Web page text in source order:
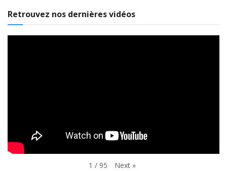
Retrouvez nos dernières vidéos
1 / 95 Next »